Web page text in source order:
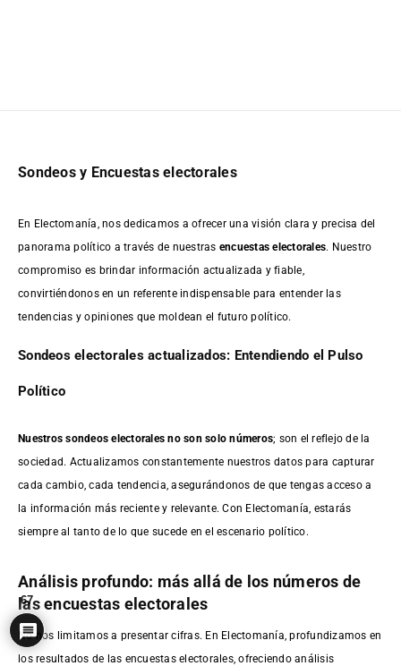
Sondeos y Encuestas electorales
En Electomanía, nos dedicamos a ofrecer una visión clara y precisa del
panorama político a través de nuestras encuestas electorales. Nuestro
compromiso es brindar información actualizada y fiable,
convirtiéndonos en un referente indispensable para entender las
tendencias y opiniones que moldean el futuro político.
Sondeos electorales actualizados: Entendiendo el Pulso
Político
Nuestros sondeos electorales no son solo números; son el reflejo de la
sociedad. Actualizamos constantemente nuestros datos para capturar
cada cambio, cada tendencia, asegurándonos de que tengas acceso a
la información más reciente y relevante. Con Electomanía, estarás
siempre al tanto de lo que sucede en el escenario político.
Análisis profundo: más allá de los números de
las encuestas electorales
No nos limitamos a presentar cifras. En Electomanía, profundizamos en
los resultados de las encuestas electorales, ofreciendo análisis
67